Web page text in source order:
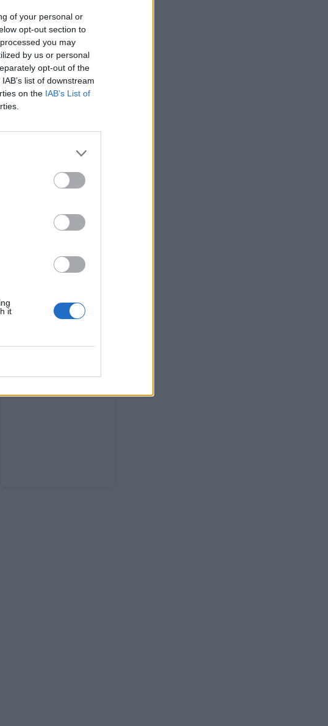
of your personal or
opt-out section to
you may
by us or personal
opt-out of the
list of downstream
on the IAB’s List of
it
Ως απαράδεκτη απορρίφθηκε η
προσφυγή της Κοβέσι στον